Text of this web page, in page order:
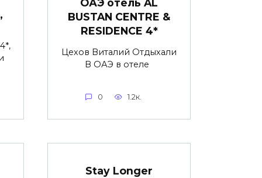
BUSTAN CENTRE &
RESIDENCE 4*
Цехов Виталий Отдыхали
В ОАЭ в отеле
0 1.2к.
Stay Longer